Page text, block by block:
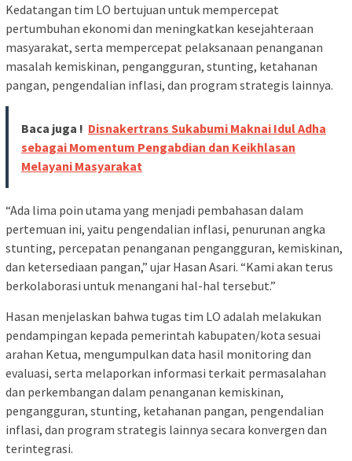
Kedatangan tim LO bertujuan untuk mempercepat
pertumbuhan ekonomi dan meningkatkan kesejahteraan
masyarakat, serta mempercepat pelaksanaan penanganan
masalah kemiskinan, pengangguran, stunting, ketahanan
pangan, pengendalian inflasi, dan program strategis lainnya.
Baca juga ! Disnakertrans Sukabumi Maknai Idul Adha
sebagai Momentum Pengabdian dan Keikhlasan
Melayani Masyarakat
“Ada lima poin utama yang menjadi pembahasan dalam
pertemuan ini, yaitu pengendalian inflasi, penurunan angka
stunting, percepatan penanganan pengangguran, kemiskinan,
dan ketersediaan pangan,” ujar Hasan Asari. “Kami akan terus
berkolaborasi untuk menangani hal-hal tersebut.”
Hasan menjelaskan bahwa tugas tim LO adalah melakukan
pendampingan kepada pemerintah kabupaten/kota sesuai
arahan Ketua, mengumpulkan data hasil monitoring dan
evaluasi, serta melaporkan informasi terkait permasalahan
dan perkembangan dalam penanganan kemiskinan,
pengangguran, stunting, ketahanan pangan, pengendalian
inflasi, dan program strategis lainnya secara konvergen dan
terintegrasi.